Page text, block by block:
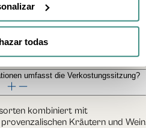
todas
des Baskenlandes
mit der Erscheinungsbild und
der vier Sorten von
Mineralsalz, Fleur de Sel,
umfasst die Verkostungssitzung?
kombiniert mit
Kräutern und